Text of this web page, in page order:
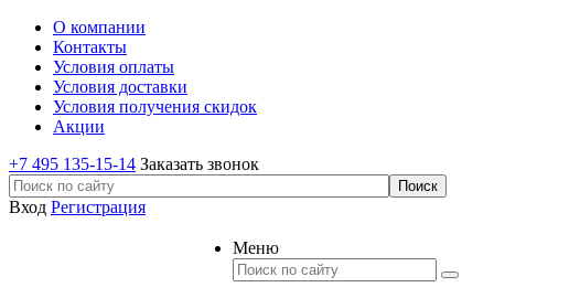
О компании
Контакты
Условия оплаты
Условия доставки
Условия получения скидок
Акции
+7 495 135-15-14 Заказать звонок
Вход Регистрация
Меню